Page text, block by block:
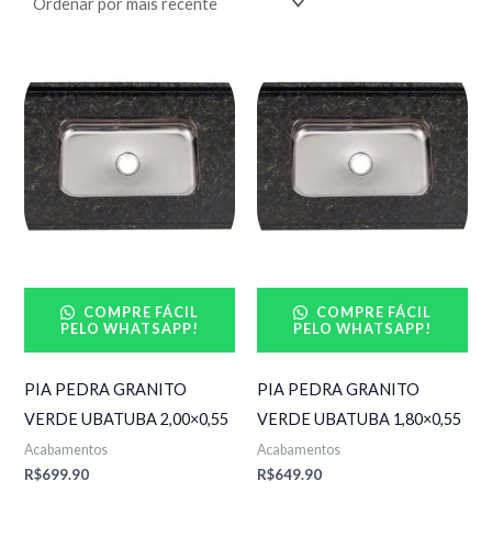
COMPRE FÁCIL
PELO WHATSAPP!
PIA PEDRA GRANITO
VERDE UBATUBA 2,00×0,55
Acabamentos
R$699.90
COMPRE FÁCIL
PELO WHATSAPP!
PIA PEDRA GRANITO
VERDE UBATUBA 1,80×0,55
Acabamentos
R$649.90